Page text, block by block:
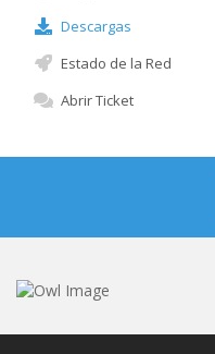
Descargas
Estado de la Red
Abrir Ticket